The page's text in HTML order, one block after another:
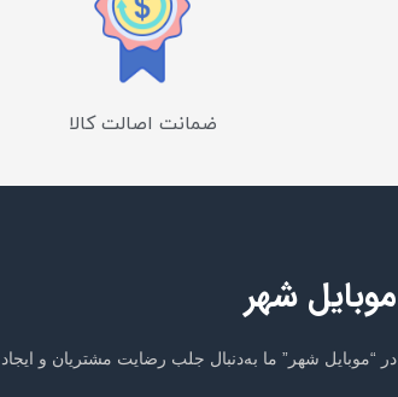
ضمانت اصالت کالا
موبایل شهر
در “موبایل شهر” ما به‌دنبال جلب رضایت مشتریان و